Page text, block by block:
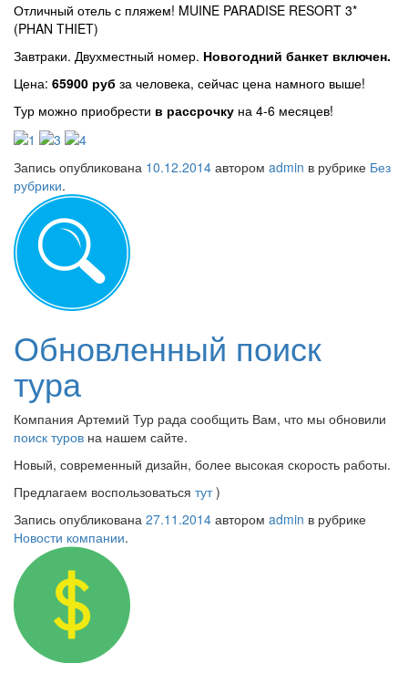
Отличный отель с пляжем! MUINE PARADISE RESORT 3*
(PHAN THIET)
Завтраки. Двухместный номер. Новогодний банкет включен.
Цена: 65900 руб за человека, сейчас цена намного выше!
Тур можно приобрести в рассрочку на 4-6 месяцев!
Запись опубликована 10.12.2014 автором admin в рубрике Без
рубрики.
Обновленный поиск
тура
Компания Артемий Тур рада сообщить Вам, что мы обновили
поиск туров на нашем сайте.
Новый, современный дизайн, более высокая скорость работы.
Предлагаем воспользоваться тут)
Запись опубликована 27.11.2014 автором admin в рубрике
Новости компании.